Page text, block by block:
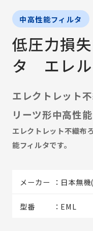
中高性能フィルタ
低圧力損
タ エレル
エレクトレット
リーツ形中高性
エレクトレット不織布
能フィルタです。
メーカー 日本無
型番 EML